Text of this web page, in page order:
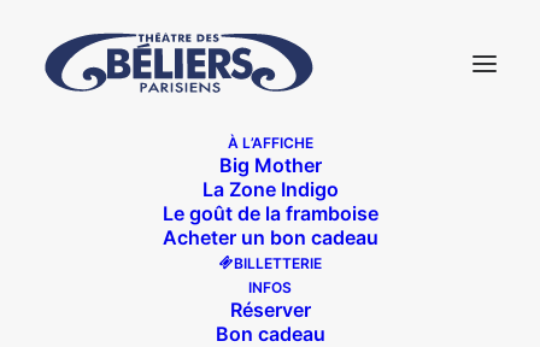
À L’AFFICHE
Big Mother
La Zone Indigo
Le goût de la framboise
Acheter un bon cadeau
BILLETTERIE
INFOS
Réserver
Bon cadeau
lapins nl
Les béliers en tournée lapins nl